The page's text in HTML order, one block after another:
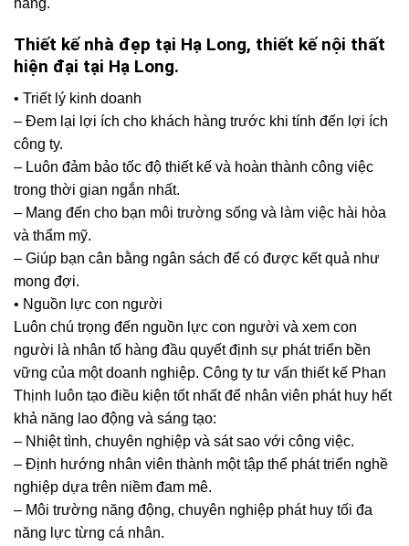
hàng.
Thiết kế nhà đẹp tại Hạ Long, thiết kế nội thất
hiện đại tại Hạ Long.
• Triết lý kinh doanh
– Đem lại lợi ích cho khách hàng trước khi tính đến lợi ích
công ty.
– Luôn đảm bảo tốc độ thiết kế và hoàn thành công việc
trong thời gian ngắn nhất.
– Mang đến cho bạn môi trường sống và làm việc hài hòa
và thẩm mỹ.
– Giúp bạn cân bằng ngân sách để có được kết quả như
mong đợi.
• Nguồn lực con người
Luôn chú trọng đến nguồn lực con người và xem con
người là nhân tố hàng đầu quyết định sự phát triển bền
vững của một doanh nghiệp. Công ty tư vấn thiết kế Phan
Thịnh luôn tạo điều kiện tốt nhất để nhân viên phát huy hết
khả năng lao động và sáng tạo:
– Nhiệt tình, chuyên nghiệp và sát sao với công việc.
– Định hướng nhân viên thành một tập thể phát triển nghề
nghiệp dựa trên niềm đam mê.
– Môi trường năng động, chuyên nghiệp phát huy tối đa
năng lực từng cá nhân.